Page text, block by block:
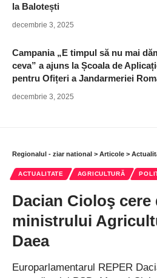
la Balotești
decembrie 3, 2025
Campania „E timpul să nu mai
ceva” a ajuns la Școala de
pentru Ofițeri a Jandarmeriei
decembrie 3, 2025
Regionalul - ziar national > Articole >
ACTUALITATE AGRICULTURĂ
Dacian Cioloş cere
ministrului
Daea
Europarlamentarul REPER